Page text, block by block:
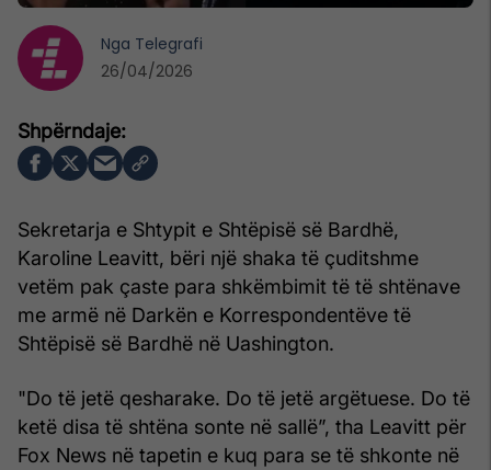
Sekretarja e Shtypit e Shtëpisë së Bardhë,
Karoline Leavitt, bëri një shaka të çuditshme
vetëm pak çaste para shkëmbimit të të shtënave
me armë në Darkën e Korrespondentëve të
Shtëpisë së Bardhë në Uashington.
"Do të jetë qesharake. Do të jetë argëtuese. Do të
ketë disa të shtëna sonte në sallë”, tha Leavitt për
Fox News në tapetin e kuq para se të shkonte në
Nga Telegrafi
26/04/2026